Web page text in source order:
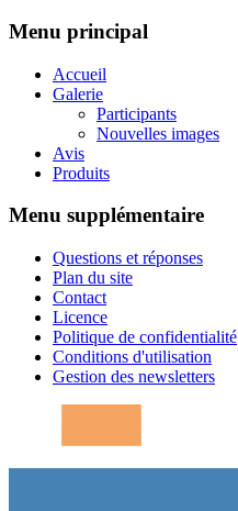
Menu principal
Accueil
Galerie
Participants
Nouvelles images
Avis
Produits
Menu supplémentaire
Questions et réponses
Plan du site
Contact
Licence
Politique de confidentialité
Conditions d'utilisation
Gestion des newsletters